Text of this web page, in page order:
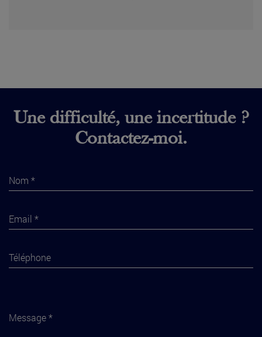
Une difficulté, une incertitude ?
Contactez-moi.